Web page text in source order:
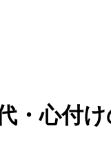
・心付